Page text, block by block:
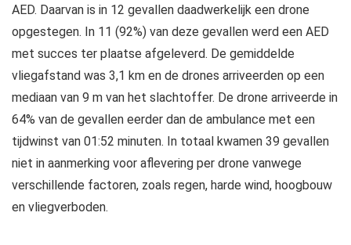
AED. Daarvan is in 12 gevallen daadwerkelijk een drone
opgestegen. In 11 (92%) van deze gevallen werd een AED
met succes ter plaatse afgeleverd. De gemiddelde
vliegafstand was 3,1 km en de drones arriveerden op een
mediaan van 9 m van het slachtoffer. De drone arriveerde in
64% van de gevallen eerder dan de ambulance met een
tijdwinst van 01:52 minuten. In totaal kwamen 39 gevallen
niet in aanmerking voor aflevering per drone vanwege
verschillende factoren, zoals regen, harde wind, hoogbouw
en vliegverboden.